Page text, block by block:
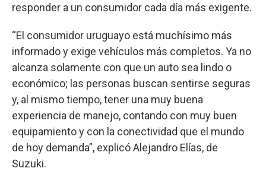
responder a un consumidor cada día más exigente.
“El consumidor uruguayo está muchísimo más
informado y exige vehículos más completos. Ya no
alcanza solamente con que un auto sea lindo o
económico; las personas buscan sentirse seguras
y, al mismo tiempo, tener una muy buena
experiencia de manejo, contando con muy buen
equipamiento y con la conectividad que el mundo
de hoy demanda”, explicó Alejandro Elías, de
Suzuki.